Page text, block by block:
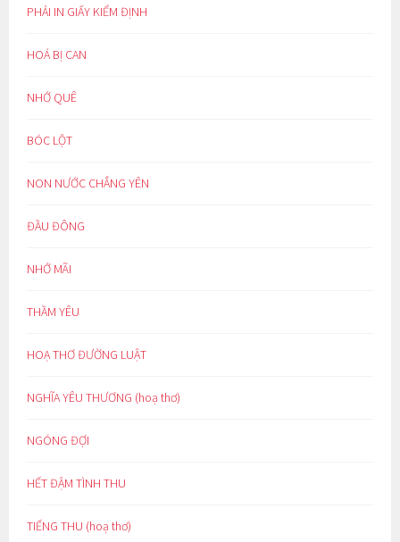
PHẢI IN GIẤY KIỂM ĐỊNH
HOÁ BỊ CAN
NHỚ QUÊ
BÓC LỘT
NON NƯỚC CHẲNG YÊN
ĐẦU ĐÔNG
NHỚ MÃI
THẦM YÊU
HOẠ THƠ ĐƯỜNG LUẬT
NGHĨA YÊU THƯƠNG (hoạ thơ)
NGÓNG ĐỢI
HẾT ĐẬM TÌNH THU
TIẾNG THU (hoạ thơ)